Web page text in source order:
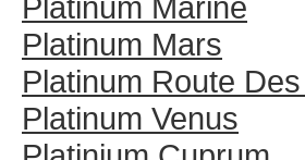
Platinum Mars
Platinum Route
Platinum Venus